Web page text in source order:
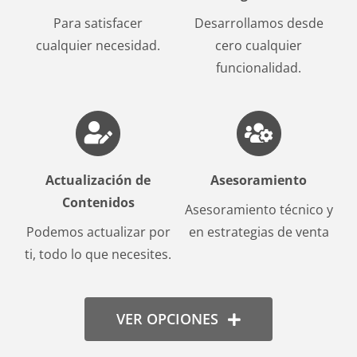
Para satisfacer
cualquier necesidad.
Desarrollamos desde
cero cualquier
funcionalidad.
Actualización de
Contenidos
Podemos actualizar por
ti, todo lo que necesites.
Asesoramiento
Asesoramiento técnico y
en estrategias de venta
VER OPCIONES